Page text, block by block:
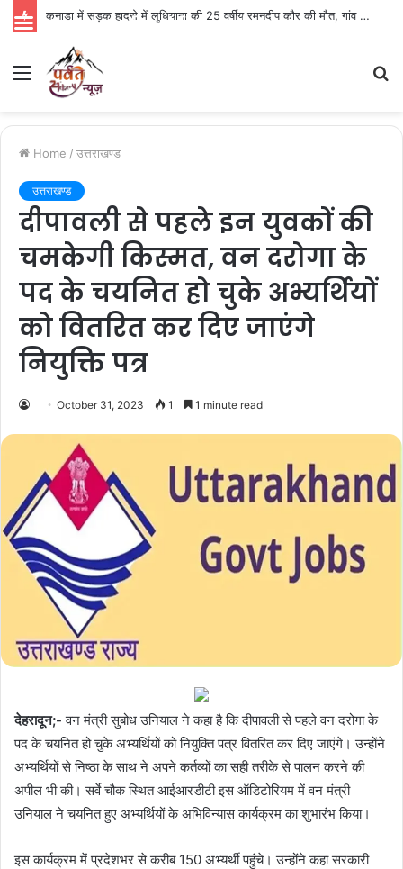
कनाडा में सड़क हादसे में लुधियाना की 25 वर्षीय रमनदीप कौर की मौत, गांव में पसरा मातम
Menu
Home / उत्तराखण्ड
उत्तराखण्ड
दीपावली से पहले इन युवकों की
चमकेगी किस्मत, वन दरोगा के
पद के चयनित हो चुके अभ्यर्थियों
को वितरित कर दिए जाएंगे
नियुक्ति पत्र
October 31, 2023 1 1 minute read
देहरादून;-वन मंत्री सुबोध उनियाल ने कहा है कि दीपावली से पहले वन दरोगा के
पद के चयनित हो चुके अभ्यर्थियों को नियुक्ति पत्र वितरित कर दिए जाएंगे। उन्होंने
अभ्यर्थियों से निष्ठा के साथ ने अपने कर्तव्यों का सही तरीके से पालन करने की
अपील भी की। सर्वे चौक स्थित आईआरडीटी इस ऑडिटोरियम में वन मंत्री
उनियाल ने चयनित हुए अभ्यर्थियों के अभिविन्यास कार्यक्रम का शुभारंभ किया।
इस कार्यक्रम में प्रदेशभर से करीब 150 अभ्यर्थी पहुंचे। उन्होंने कहा सरकारी
Parvat Sankalp News